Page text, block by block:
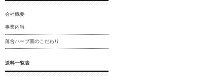
会社概要
事業内容
落合ハーブ園のこだわり
送料一覧表